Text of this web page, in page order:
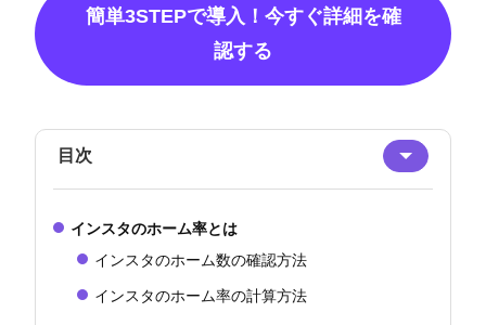
簡単3STEPで導入！今すぐ詳細を確
認する
目次
インスタのホーム率とは
インスタのホーム数の確認方法
インスタのホーム率の計算方法